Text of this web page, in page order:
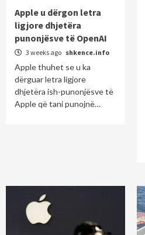
Apple u dërgon letra
ligjore dhjetëra
punonjësve të OpenAI
3 weeks ago shkence.info
Apple thuhet se u ka
dërguar letra ligjore
dhjetëra ish-punonjësve të
Apple që tani punojnë…